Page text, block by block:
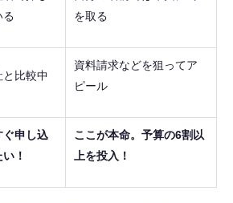
る
を取る
と比較中
資料請求などを狙ってア
ピール
ぐ申し込
！
ここが本命。予算の6割以
上を投入！